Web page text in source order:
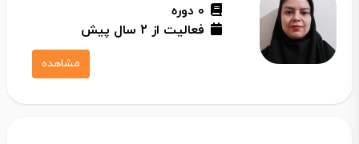
0 دوره
فعالیت از 2 سال پیش
مشاهده